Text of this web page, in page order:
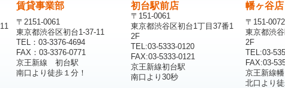
賃貸事業部
〒2151-0061
東京都渋谷区初台1-37-11
TEL：03-3376-4694
FAX：03-3376-0771
京王新線 初台駅
南口より徒歩１分！
初台駅前店
〒151-0061
東京都渋谷区初台1丁目37番1
2F
TEL:03-5333-0120
FAX:03-5333-0121
京王新線初台駅
南口より30秒
幡ヶ谷店
〒151-0072
東京都渋
2F
TEL:03-
FAX:03-
京王新線
北口より徒